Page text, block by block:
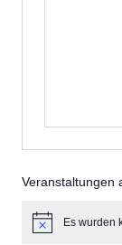
Veranstaltungen
HinweisEs wurden